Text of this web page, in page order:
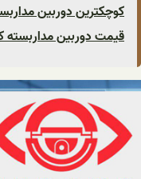
کوچکترین دوربین
قیمت دوربین